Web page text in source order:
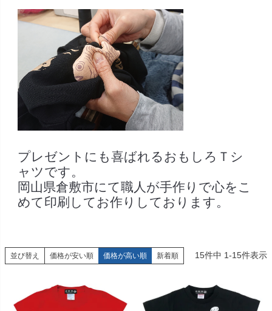
プレゼントにも喜ばれるおもしろＴシ
ャツです。
岡山県倉敷市にて職人が手作りで心をこ
めて印刷してお作りしております。
並び替え 価格が安い順 価格が高い順 新着順 15件中 1-15件表示